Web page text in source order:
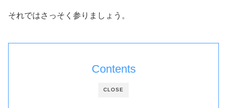
それではさっそく参りましょう。
CLOSE
Contents